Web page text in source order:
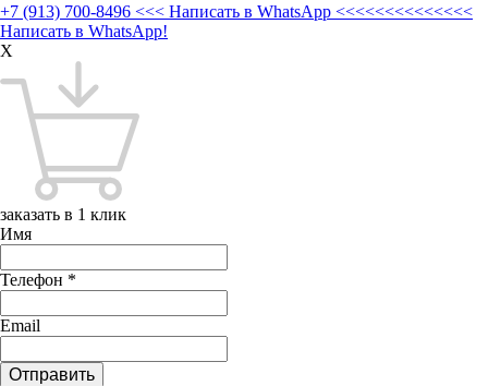
+7 (913) 700-8496 <<< Написать в WhatsApp <<<<<<<<<<<<<<
Написать в WhatsApp!
X
заказать в 1 клик
Имя
Телефон *
Email